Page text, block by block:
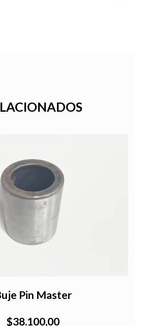
Pin Master
$38.100,00